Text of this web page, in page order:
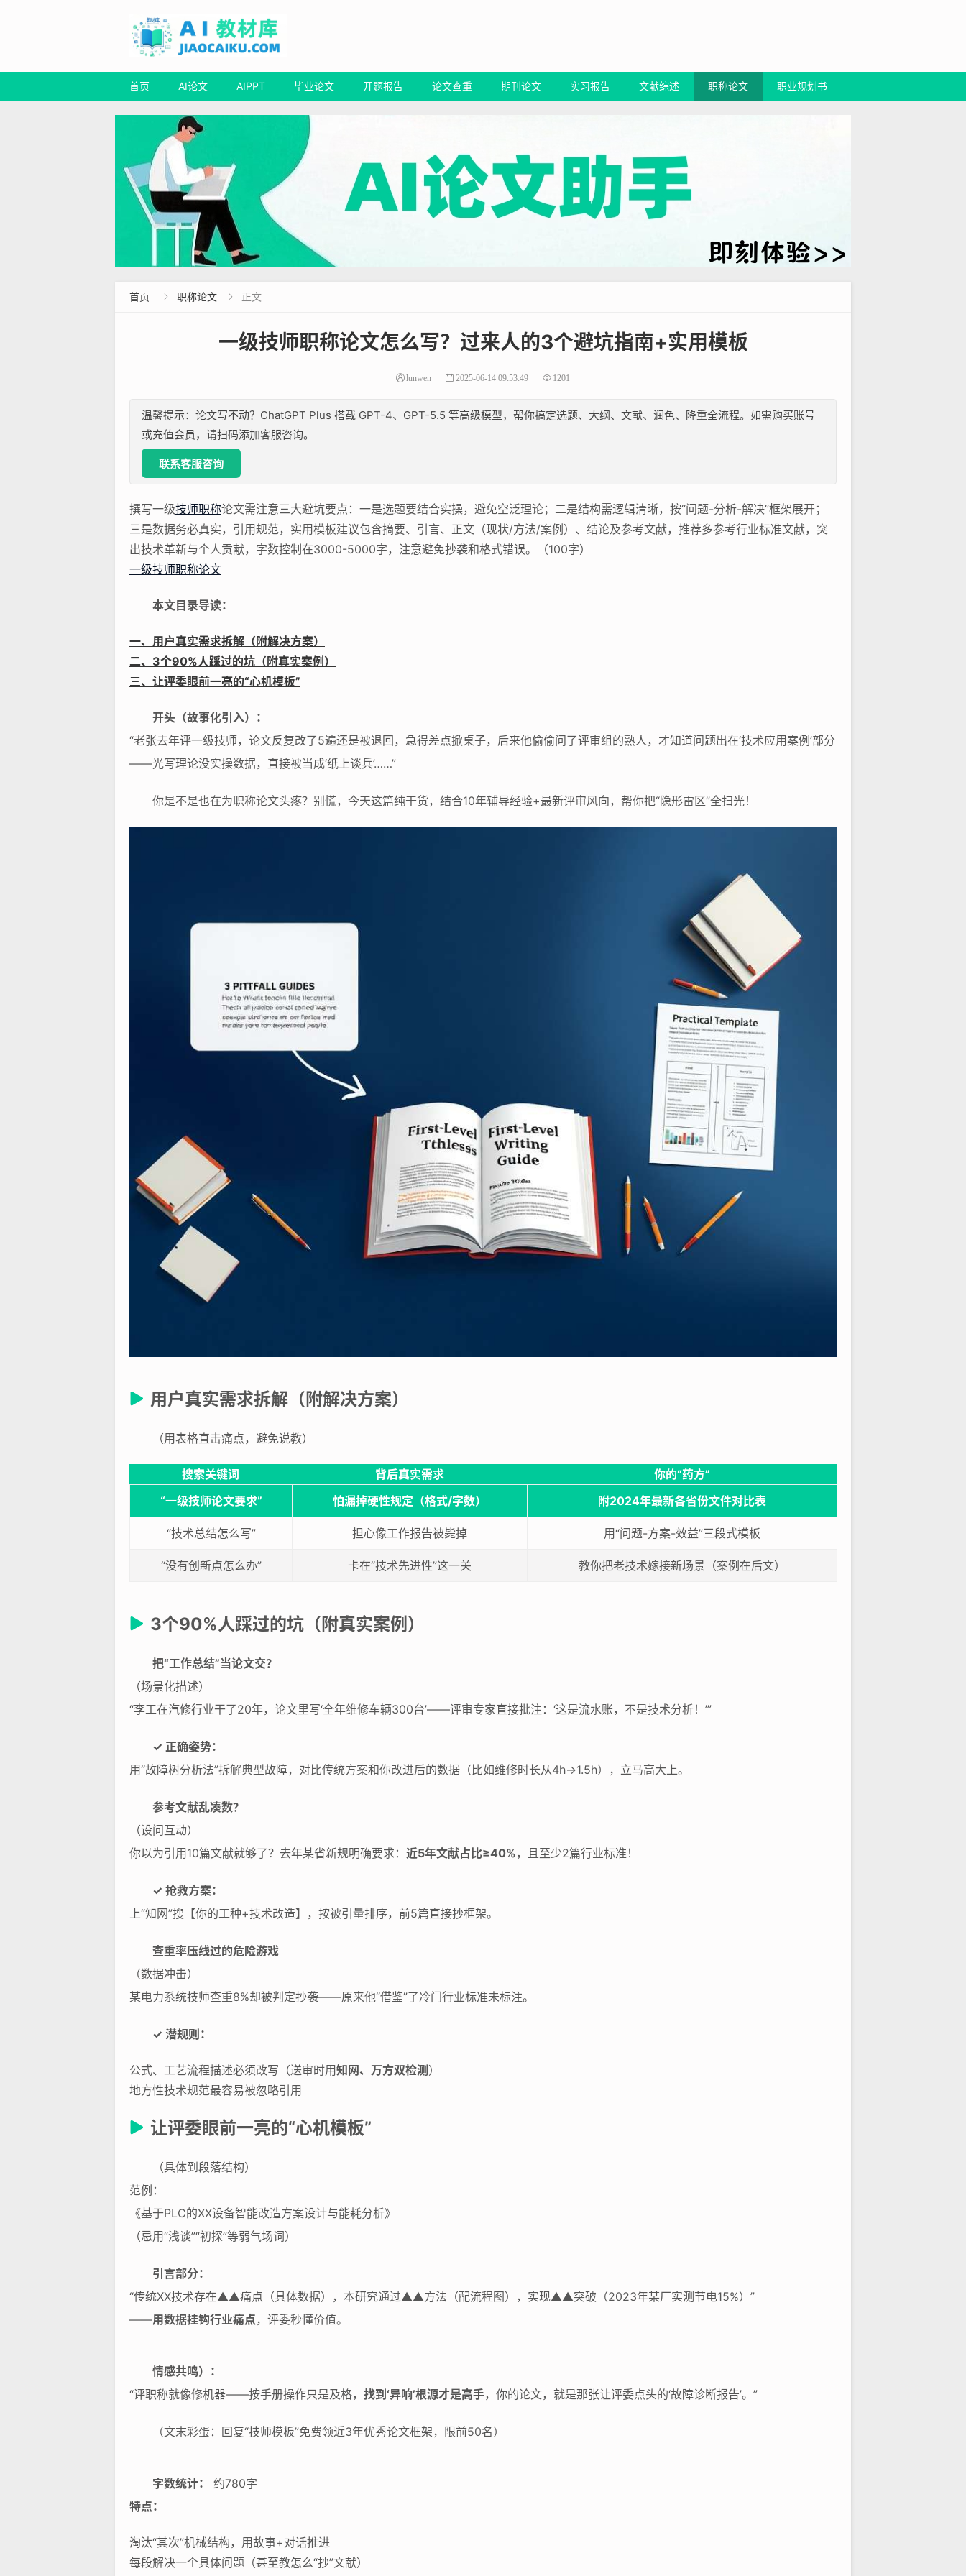
首页 AI论文 AIPPT 毕业论文 开题报告 论文查重 期刊论文 实习报告 文献综述 职称论文 职业规划书
首页  职称论文  正文
一级技师职称论文怎么写？过来人的3个避坑指南+实用模板
lunwen 2025-06-14 09:53:49 1201
温馨提示：论文写不动？ChatGPT Plus 搭载 GPT-4、GPT-5.5 等高级模型，帮你搞定选题、大纲、文献、润色、降重全流程。如需购买账号
或充值会员，请扫码添加客服咨询。
联系客服咨询
撰写一级技师职称论文需注意三大避坑要点：一是选题要结合实操，避免空泛理论；二是结构需逻辑清晰，按“问题-分析-解决”框架展开；
三是数据务必真实，引用规范，实用模板建议包含摘要、引言、正文（现状/方法/案例）、结论及参考文献，推荐多参考行业标准文献，突
出技术革新与个人贡献，字数控制在3000-5000字，注意避免抄袭和格式错误。（100字）
一级技师职称论文
本文目录导读：
一、用户真实需求拆解（附解决方案）
二、3个90%人踩过的坑（附真实案例）
三、让评委眼前一亮的“心机模板”
开头（故事化引入）：
“老张去年评一级技师，论文反复改了5遍还是被退回，急得差点掀桌子，后来他偷偷问了评审组的熟人，才知道问题出在‘技术应用案例’部分
——光写理论没实操数据，直接被当成‘纸上谈兵’……”
你是不是也在为职称论文头疼？别慌，今天这篇纯干货，结合10年辅导经验+最新评审风向，帮你把“隐形雷区”全扫光！
用户真实需求拆解（附解决方案）
（用表格直击痛点，避免说教）
搜索关键词 背后真实需求
你的“药方”
“一级技师论文要求”
怕漏掉硬性规定（格式/字数） 附2024年最新各省份文件对比表
“技术总结怎么写” 担心像工作报告被毙掉 用“问题-方案-效益”三段式模板
“没有创新点怎么办” 卡在“技术先进性”这一关 教你把老技术嫁接新场景（案例在后文）
3个90%人踩过的坑（附真实案例）
把“工作总结”当论文交？
（场景化描述）
“李工在汽修行业干了20年，论文里写‘全年维修车辆300台’——评审专家直接批注：‘这是流水账，不是技术分析！’”
✓ 正确姿势：
用“故障树分析法”拆解典型故障，对比传统方案和你改进后的数据（比如维修时长从4h→1.5h），立马高大上。
参考文献乱凑数？
（设问互动）
你以为引用10篇文献就够了？去年某省新规明确要求： 近5年文献占比≥40%，且至少2篇行业标准！
✓ 抢救方案：
上“知网”搜【你的工种+技术改造】，按被引量排序，前5篇直接抄框架。
查重率压线过的危险游戏
（数据冲击）
某电力系统技师查重8%却被判定抄袭——原来他“借鉴”了冷门行业标准未标注。
✓ 潜规则：
公式、工艺流程描述必须改写（送审时用知网、万方双检测 ）
地方性技术规范最容易被忽略引用
让评委眼前一亮的“心机模板”
（具体到段落结构）
范例：
《基于PLC的XX设备智能改造方案设计与能耗分析》
（忌用“浅谈”“初探”等弱气场词）
引言部分：
“传统XX技术存在▲▲痛点（具体数据），本研究通过▲▲方法（配流程图），实现▲▲突破（2023年某厂实测节电15%）”
——用数据挂钩行业痛点，评委秒懂价值。
情感共鸣）：
“评职称就像修机器——按手册操作只是及格， 找到‘异响’根源才是高手，你的论文，就是那张让评委点头的‘故障诊断报告’。”
（文末彩蛋：回复“技师模板”免费领近3年优秀论文框架，限前50名）
字数统计：
约780字
特点：
淘汰“其次”机械结构，用故事+对话推进
每段解决一个具体问题（甚至教怎么“抄”文献）